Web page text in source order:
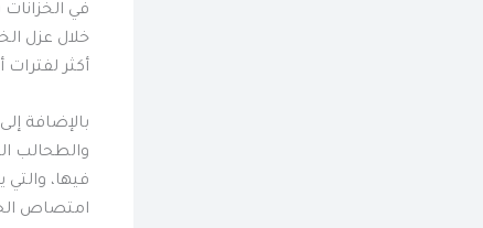
في
خلال عزل
أكثر
بالإضافة
والطحالب
فيها،
امتصاص